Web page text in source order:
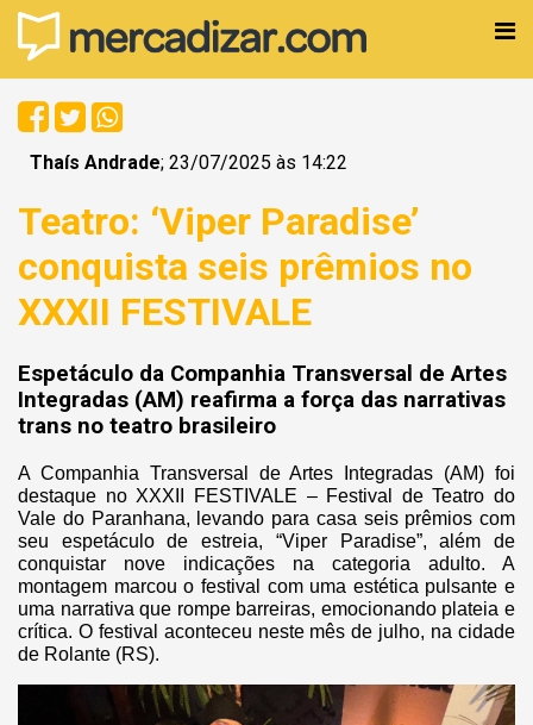
Thaís Andrade; 23/07/2025 às 14:22
Teatro: ‘Viper Paradise’
conquista seis prêmios no
XXXII FESTIVALE
Espetáculo da Companhia Transversal de Artes
Integradas (AM) reafirma a força das narrativas
trans no teatro brasileiro
A Companhia Transversal de Artes Integradas (AM) foi
destaque no XXXII FESTIVALE – Festival de Teatro do
Vale do Paranhana, levando para casa seis prêmios com
seu espetáculo de estreia, “Viper Paradise”, além de
conquistar nove indicações na categoria adulto. A
montagem marcou o festival com uma estética pulsante e
uma narrativa que rompe barreiras, emocionando plateia e
crítica. O festival aconteceu neste mês de julho, na cidade
de Rolante (RS).